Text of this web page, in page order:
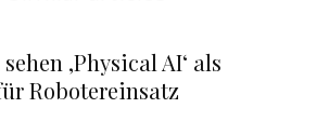
‚Physical AI‘ als
Robotereinsatz